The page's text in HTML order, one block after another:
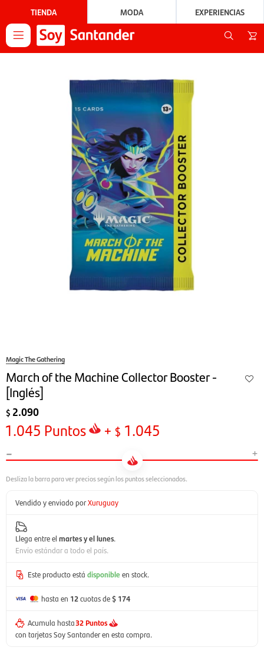
TIENDA MODA EXPERIENCIAS

Magic The Gathering
March of the Machine Collector Booster -
[Inglés]
$ 2.090
1.045 Puntos + $ 1.045
- +
Vendido y enviado porXuruguay
Llega entre el martes y el lunes.
Envío estándar a todo el país.
Este producto está disponible en stock.
hasta en 12cuotas de$ 174
Acumula hasta32 Puntos
con tarjetas Soy Santander en esta compra.